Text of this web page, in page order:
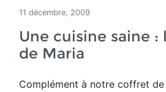
11 décembre, 2009
Une cuisine saine :
de Maria
Complément à notre coffret de